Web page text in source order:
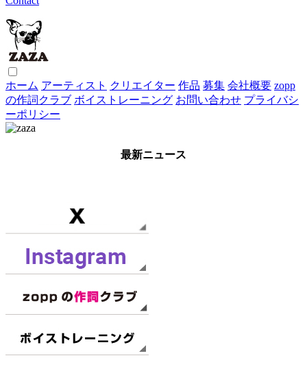
ホーム アーティスト クリエイター 作品 募集 会社概要 zopp
の作詞クラブ ボイストレーニング お問い合わせ プライバシ
ーポリシー
最新ニュース